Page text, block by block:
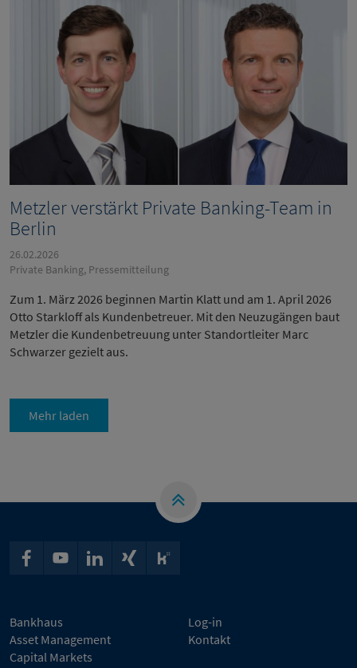
Metzler verstärkt Private Banking-Team in
Berlin
26.02.2026
Private Banking, Pressemitteilung
Zum 1. März 2026 beginnen Martin Klatt und am 1. April 2026
Otto Starkloff als Kundenbetreuer. Mit den Neuzugängen baut
Metzler die Kundenbetreuung unter Standortleiter Marc
Schwarzer gezielt aus.
Mehr laden
Bankhaus
Asset Management
Capital Markets
Log-in
Kontakt